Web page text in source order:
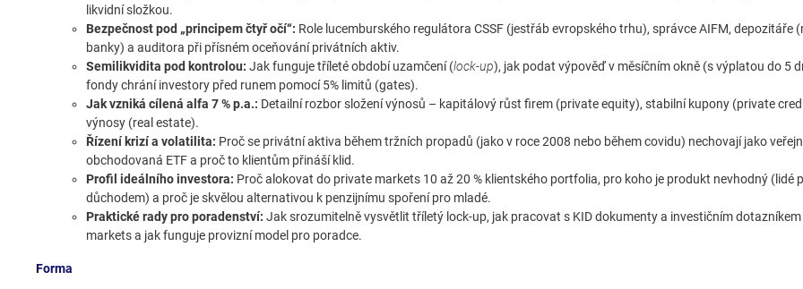
likvidní složkou.
Bezpečnost pod „principem čtyř očí“: Role lucemburského regulátora CSSF (jestřáb evropského trhu), správce AIFM, depozitáře
banky) a auditora při přísném oceňování privátních aktiv.
Semilikvidita pod kontrolou: Jak funguje tříleté období uzamčení (lock-up), jak podat výpověď v měsíčním okně (s výplatou do 5
fondy chrání investory před runem pomocí 5% limitů (gates).
Jak vzniká cílená alfa 7 % p.a.: Detailní rozbor složení výnosů – kapitálový růst firem (private equity), stabilní kupony (private
výnosy (real estate).
Řízení krizí a volatilita: Proč se privátní aktiva během tržních propadů (jako v roce 2008 nebo během covidu) nechovají jako
obchodovaná ETF a proč to klientům přináší klid.
Profil ideálního investora: Proč alokovat do private markets 10 až 20 % klientského portfolia, pro koho je produkt nevhodný (lidé
důchodem) a proč je skvělou alternativou k penzijnímu spoření pro mladé.
Praktické rady pro poradenství: Jak srozumitelně vysvětlit tříletý lock-up, jak pracovat s KID dokumenty a investičním
markets a jak funguje provizní model pro poradce.
Forma